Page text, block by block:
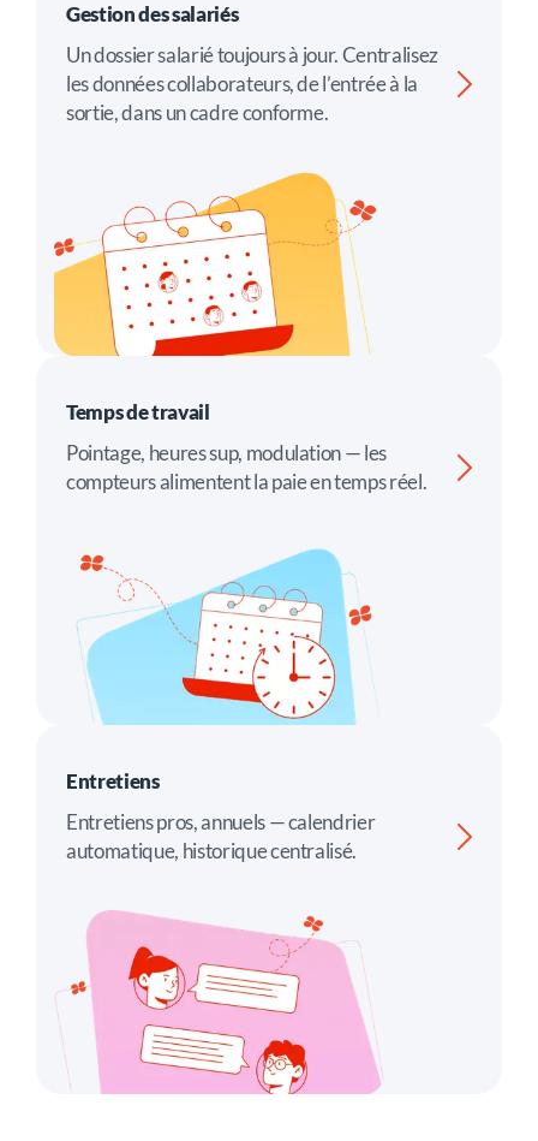
Gestion des salariés
Un dossier salarié toujours à jour. Centralisez
les données collaborateurs, de l’entrée à la
sortie, dans un cadre conforme.
Temps de travail
Pointage, heures sup, modulation — les
compteurs alimentent la paie en temps réel.
Entretiens
Entretiens pros, annuels — calendrier
automatique, historique centralisé.